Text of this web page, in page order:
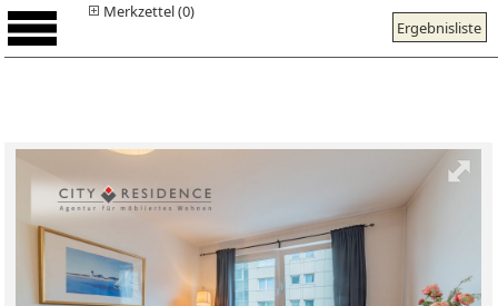
Ergebnisliste
Merkzettel (0)